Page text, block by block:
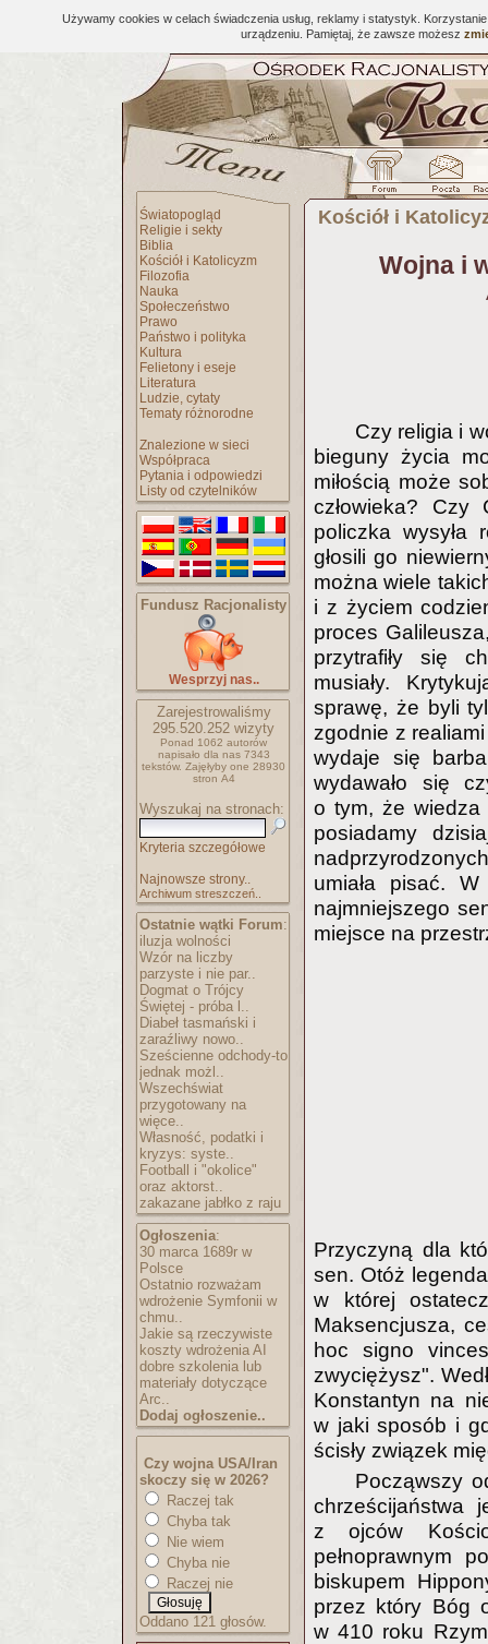
Używamy cookies w celach świadczenia usług, reklamy i statystyk.
urządzeniu. Pamiętaj, że zawsze możesz
Światopogląd
Religie i sekty
Biblia
Kościół i Katolicyzm
Filozofia
Nauka
Społeczeństwo
Prawo
Państwo i polityka
Kultura
Felietony i eseje
Literatura
Ludzie, cytaty
Tematy różnorodne
Znalezione w sieci
Współpraca
Pytania i odpowiedzi
Listy od czytelników
Fundusz Racjonalisty
Wesprzyj nas..
Zarejestrowaliśmy
295.520.252 wizyty
Ponad 1062 autorów
napisało dla nas 7343
tekstów. Zajęłyby one 28930
stron A4
Wyszukaj na stronach:
Kryteria szczegółowe
Najnowsze strony..
Archiwum streszczeń..
Ostatnie wątki Forum:
iluzja wolności
Wzór na liczby
parzyste i nie par..
Dogmat o Trójcy
Świętej - próba l..
Diabeł tasmański i
zaraźliwy nowo..
Sześcienne odchody-to
jednak możl..
Wszechświat
przygotowany na
więce..
Własność, podatki i
kryzys: syste..
Football i "okolice"
oraz aktorst..
zakazane jabłko z raju
Ogłoszenia:
30 marca 1689r w
Polsce
Ostatnio rozważam
wdrożenie Symfonii w
chmu..
Jakie są rzeczywiste
koszty wdrożenia AI
dobre szkolenia lub
materiały dotyczące
Arc..
Dodaj ogłoszenie..
Czy wojna USA/Iran
skoczy się w 2026?
Raczej tak
Chyba tak
Nie wiem
Chyba nie
Raczej nie
Oddano 121 głosów.
Kościół i
Wojna i
Czy religia i
bieguny życia
miłością może
człowieka? Czy
policzka wysyła
głosili go
można wiele
i z życiem
proces
przytrafiły się
musiały.
sprawę, że byli
zgodnie z
wydaje się
wydawało się
o tym, że wiedza
posiadamy
umiała pisać.
najmniejszego
miejsce na
Przyczyną dla
sen. Otóż
w której
Maksencjusza,
hoc signo
zwyciężysz".
Konstantyn na
w jaki sposób i
ścisły związek
Począwszy
chrześcijaństwa
z ojców
pełnoprawnym
biskupem
przez który Bóg
w 410 roku